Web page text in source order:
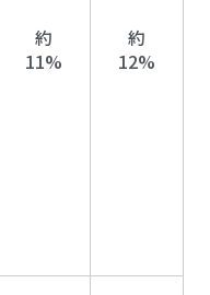
約
11%
約
12%